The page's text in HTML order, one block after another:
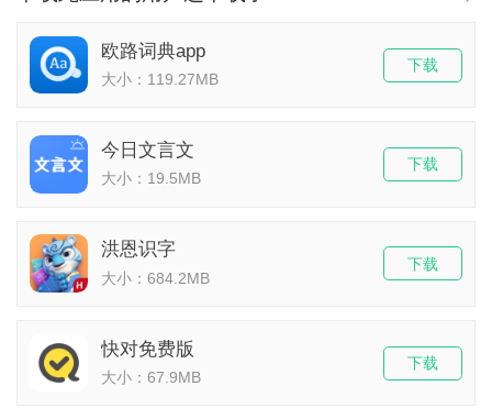
欧路词典app
大小：119.27MB
下载
今日文言文
大小：19.5MB
下载
洪恩识字
大小：684.2MB
下载
快对免费版
大小：67.9MB
下载